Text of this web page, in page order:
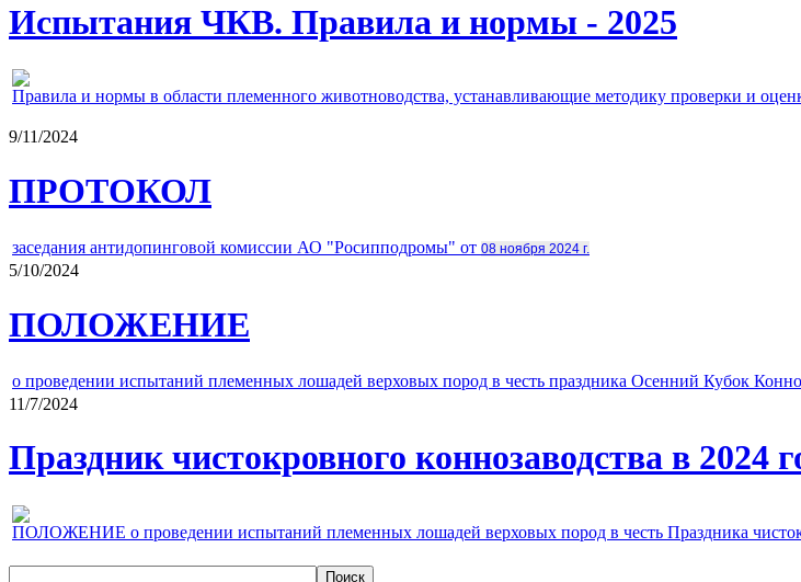
Испытания ЧКВ. Правила и нормы - 2025
Правила и нормы в области племенного животноводства, устанавливающие методику проверки и
9/11/2024
ПРОТОКОЛ
заседания антидопинговой комиссии АО "Росипподромы" от 08 ноября 2024 г.
5/10/2024
ПОЛОЖЕНИЕ
о проведении испытаний племенных лошадей верховых пород в честь праздника Осенний Кубок
11/7/2024
Праздник чистокровного коннозаводства в 2024
ПОЛОЖЕНИЕ о проведении испытаний племенных лошадей верховых пород в честь Праздника